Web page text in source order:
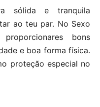
sólida e tranquila
ao teu par. No Sexo
bons
e boa forma física.
proteção especial no